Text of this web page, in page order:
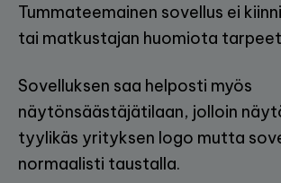
Tummateemainen sovellus ei
tai matkustajan huomiota
Sovelluksen saa helposti myös
näytönsäästäjätilaan, jolloin
tyylikäs yrityksen logo mutta
normaalisti taustalla.